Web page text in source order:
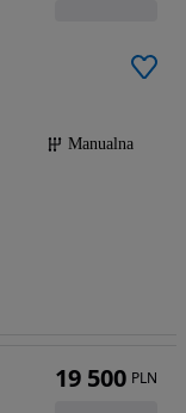
Manualna
19 500 PLN